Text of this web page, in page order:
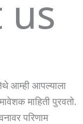
आम्ही आपल्याला
माहिती पुरवतो.
परिणाम